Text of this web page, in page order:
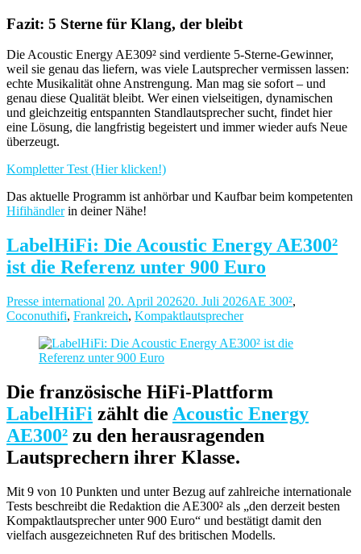
Fazit: 5 Sterne für Klang, der bleibt
Die Acoustic Energy AE309² sind verdiente 5-Sterne-Gewinner,
weil sie genau das liefern, was viele Lautsprecher vermissen lassen:
echte Musikalität ohne Anstrengung. Man mag sie sofort – und
genau diese Qualität bleibt. Wer einen vielseitigen, dynamischen
und gleichzeitig entspannten Standlautsprecher sucht, findet hier
eine Lösung, die langfristig begeistert und immer wieder aufs Neue
überzeugt.
Kompletter Test (Hier klicken!)
Das aktuelle Programm ist anhörbar und Kaufbar beim kompetenten
Hifihändlerin deiner Nähe!
LabelHiFi: Die Acoustic Energy AE300²
ist die Referenz unter 900 Euro
Presse international 20. April 202620. Juli 2026AE 300²,
Coconuthifi, Frankreich, Kompaktlautsprecher
Die französische HiFi-Plattform
LabelHiFi zählt die Acoustic Energy
AE300² zu den herausragenden
Lautsprechern ihrer Klasse.
Mit 9 von 10 Punkten und unter Bezug auf zahlreiche internationale
Tests beschreibt die Redaktion die AE300² als „den derzeit besten
Kompaktlautsprecher unter 900 Euro“ und bestätigt damit den
vielfach ausgezeichneten Ruf des britischen Modells.